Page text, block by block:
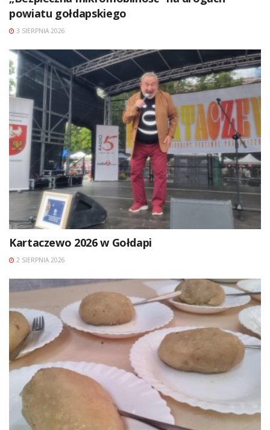
powiatu gołdapskiego
3 SIERPNIA 2026
Kartaczewo 2026 w Gołdapi
2 SIERPNIA 2026